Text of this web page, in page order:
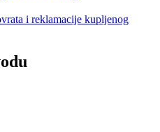
i reklamacije kupljenog